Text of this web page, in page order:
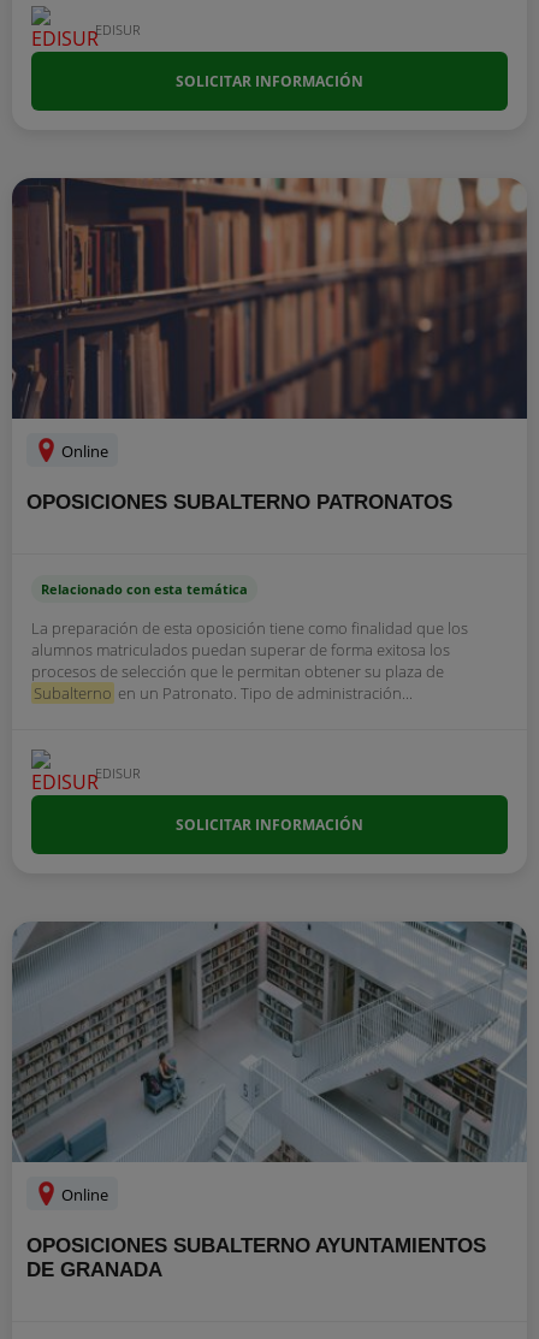
EDISUR
SOLICITAR INFORMACIÓN
Online
OPOSICIONES SUBALTERNO PATRONATOS
Relacionado con esta temática
La preparación de esta oposición tiene como finalidad que los
alumnos matriculados puedan superar de forma exitosa los
procesos de selección que le permitan obtener su plaza de
Subalterno en un Patronato. Tipo de administración...
EDISUR
SOLICITAR INFORMACIÓN
Online
OPOSICIONES SUBALTERNO AYUNTAMIENTOS
DE GRANADA